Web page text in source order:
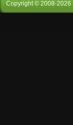
Copyright © 2008-2026